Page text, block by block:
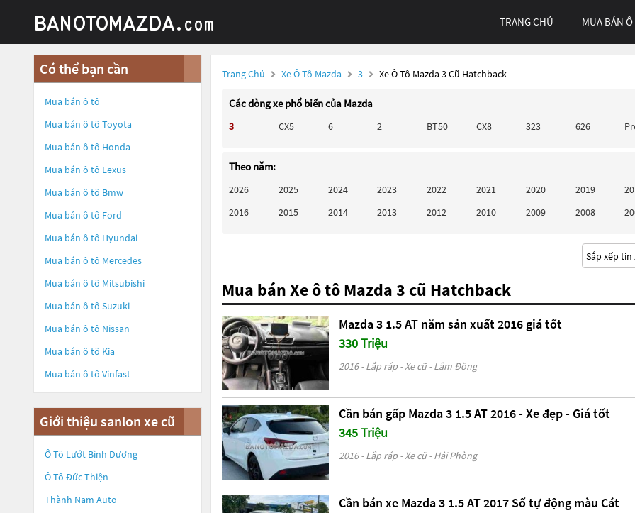
TRANG CHỦ MUA BÁN
Có thể bạn cần
Mua bán ô tô
Mua bán ô tô Toyota
Mua bán ô tô Honda
Mua bán ô tô Lexus
Mua bán ô tô Bmw
Mua bán ô tô Ford
Mua bán ô tô Hyundai
Mua bán ô tô Mercedes
Mua bán ô tô Mitsubishi
Mua bán ô tô Suzuki
Mua bán ô tô Nissan
Mua bán ô tô Kia
Mua bán ô tô Vinfast
Giới thiệu sanlon xe cũ
Ô Tô Lướt Bình Dương
Ô Tô Đức Thiện
Thành Nam Auto
Trang Chủ Xe Ô Tô Mazda 3 Xe Ô Tô Mazda 3 Cũ Hatchback
Các dòng xe phổ biến của Mazda
3 CX5 6 2 BT50 CX8 323 626
Theo năm:
2026 2025 2024 2023 2022 2021 2020 2019
2016
2015 2014 2013 2012 2010 2009 2008
Mua bán Xe ô tô Mazda 3 cũ Hatchback
Mazda 3 1.5 AT năm sản xuất 2016 giá tốt
330 Triệu
2016 - Lắp ráp - Xe cũ - Lâm Đồng
Cần bán gấp Mazda 3 1.5 AT 2016 - Xe đẹp - Giá tốt
345 Triệu
2016 - Lắp ráp - Xe cũ - Hải Phòng
Cần bán xe Mazda 3 1.5 AT 2017 Số tự động màu Cát